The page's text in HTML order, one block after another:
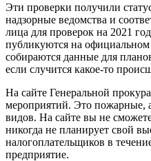
Эти проверки получили
надзорные ведомства и
лица для проверок на 2021
публикуются на
собираются данные для
если случится какое-то
На сайте Генеральной
мероприятий. Это пожарные,
видов. На сайте вы не
никогда не планирует свой
налогоплательщиков в
предприятие.